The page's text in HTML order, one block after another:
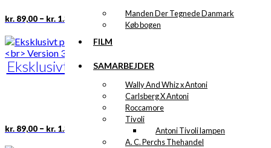
Manden Der Tegnede Danmark
Køb bogen
FILM
SAMARBEJDER
Wally And Whiz x Antoni
Carlsberg X Antoni
Roccamore
Tivoli
Antoni Tivoli lampen
A. C. Perchs Thehandel
varesiden
kr. 89,00 – kr. 1.399,00
Prisinterval:
kr. 89,00
til
kr. 1.399,00
Dette
vare
har
varianter.
kan
vælges
varesiden
Eksklusivt print: Københavns
Rådhus
Version 3
kr. 89,00 – kr. 1.399,00
Prisinterval:
vare